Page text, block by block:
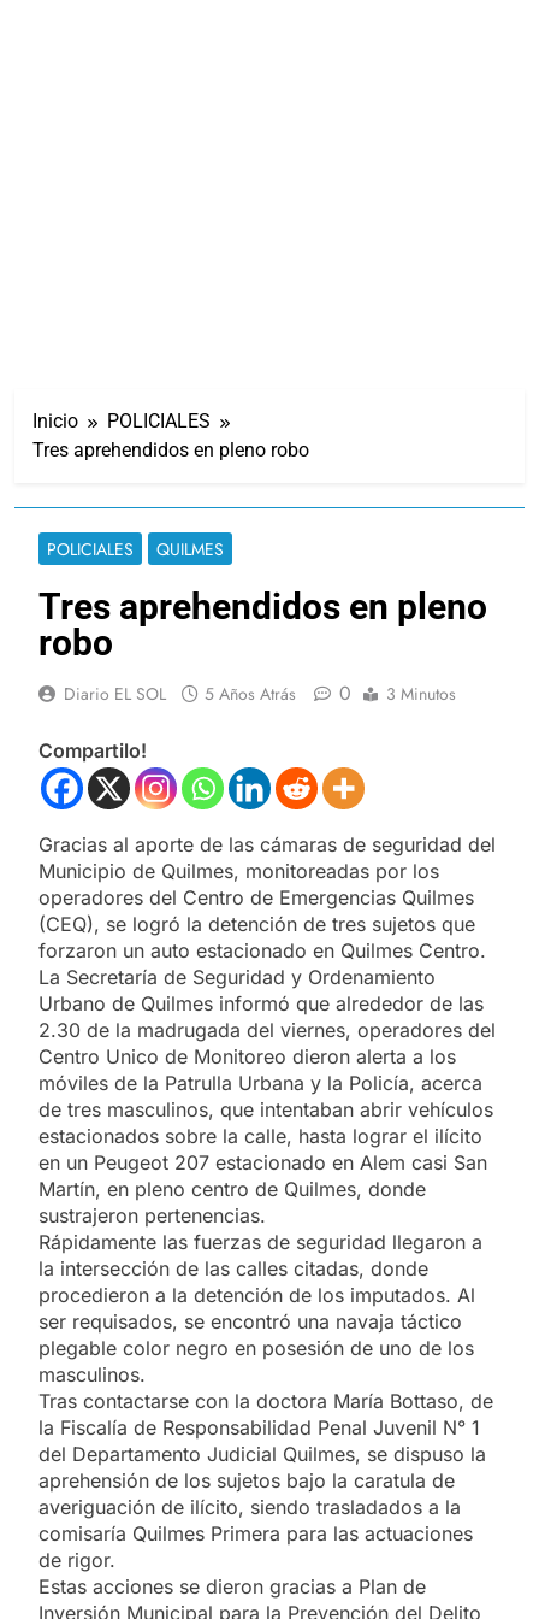
Inicio
POLICIALES
Tres aprehendidos en pleno robo
POLICIALES QUILMES
Tres aprehendidos en pleno
robo
Diario EL SOL 5 Años Atrás 0 3 Minutos
Compartilo!
Gracias al aporte de las cámaras de seguridad del
Municipio de Quilmes, monitoreadas por los
operadores del Centro de Emergencias Quilmes
(CEQ), se logró la detención de tres sujetos que
forzaron un auto estacionado en Quilmes Centro.
La Secretaría de Seguridad y Ordenamiento
Urbano de Quilmes informó que alrededor de las
2.30 de la madrugada del viernes, operadores del
Centro Unico de Monitoreo dieron alerta a los
móviles de la Patrulla Urbana y la Policía, acerca
de tres masculinos, que intentaban abrir vehículos
estacionados sobre la calle, hasta lograr el ilícito
en un Peugeot 207 estacionado en Alem casi San
Martín, en pleno centro de Quilmes, donde
sustrajeron pertenencias.
Rápidamente las fuerzas de seguridad llegaron a
la intersección de las calles citadas, donde
procedieron a la detención de los imputados. Al
ser requisados, se encontró una navaja táctico
plegable color negro en posesión de uno de los
masculinos.
Tras contactarse con la doctora María Bottaso, de
la Fiscalía de Responsabilidad Penal Juvenil N° 1
del Departamento Judicial Quilmes, se dispuso la
aprehensión de los sujetos bajo la caratula de
averiguación de ilícito, siendo trasladados a la
comisaría Quilmes Primera para las actuaciones
de rigor.
Estas acciones se dieron gracias a Plan de
Inversión Municipal para la Prevención del Delito